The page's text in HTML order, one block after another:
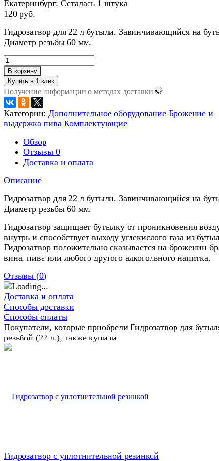
Екатеринбург: Осталась 1 штука
120 руб.
​Гидрозатвор для 22 л бутыли. Завинчивающийся на
Диаметр резьбы 60 мм.​
В корзину
Получение информации о методах доставки
Категории: Дополнительное оборудование Брожение и
выдержка пива Комплектующие
Обзор
Отзывы 0
Доставка и оплата
Описание
Гидрозатвор для 22 л бутыли. Завинчивающийся на
Диаметр резьбы 60 мм.
Гидрозатвор защищает бутылку от проникновения
внутрь и способствует выходу углекислого газа из
Гидрозатвор положительно сказывается на брожении
вина, пива или любого другого алкогольного напитка.
Отзывы (0)
Доставка и оплата
Способы доставки
Способы оплаты
Покупатели, которые приобрели Гидрозатвор для
резьбой (22 л.), также купили
Гидрозатвор с уплотнительной резинкой